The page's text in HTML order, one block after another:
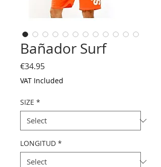
Bañador Surf
€34.95Price
VAT Included
SIZE *
LONGITUD *